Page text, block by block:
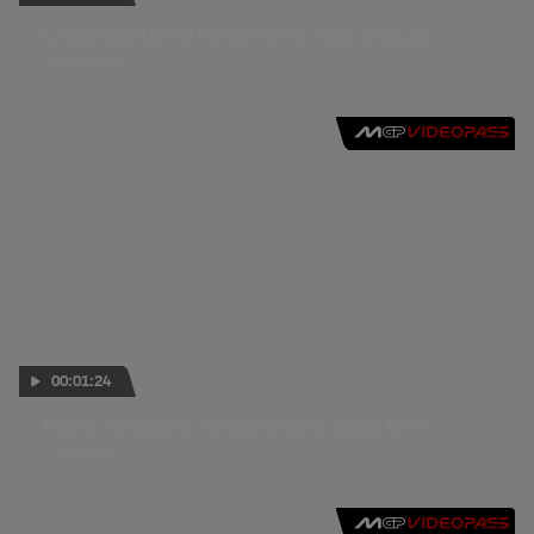
00:01:24